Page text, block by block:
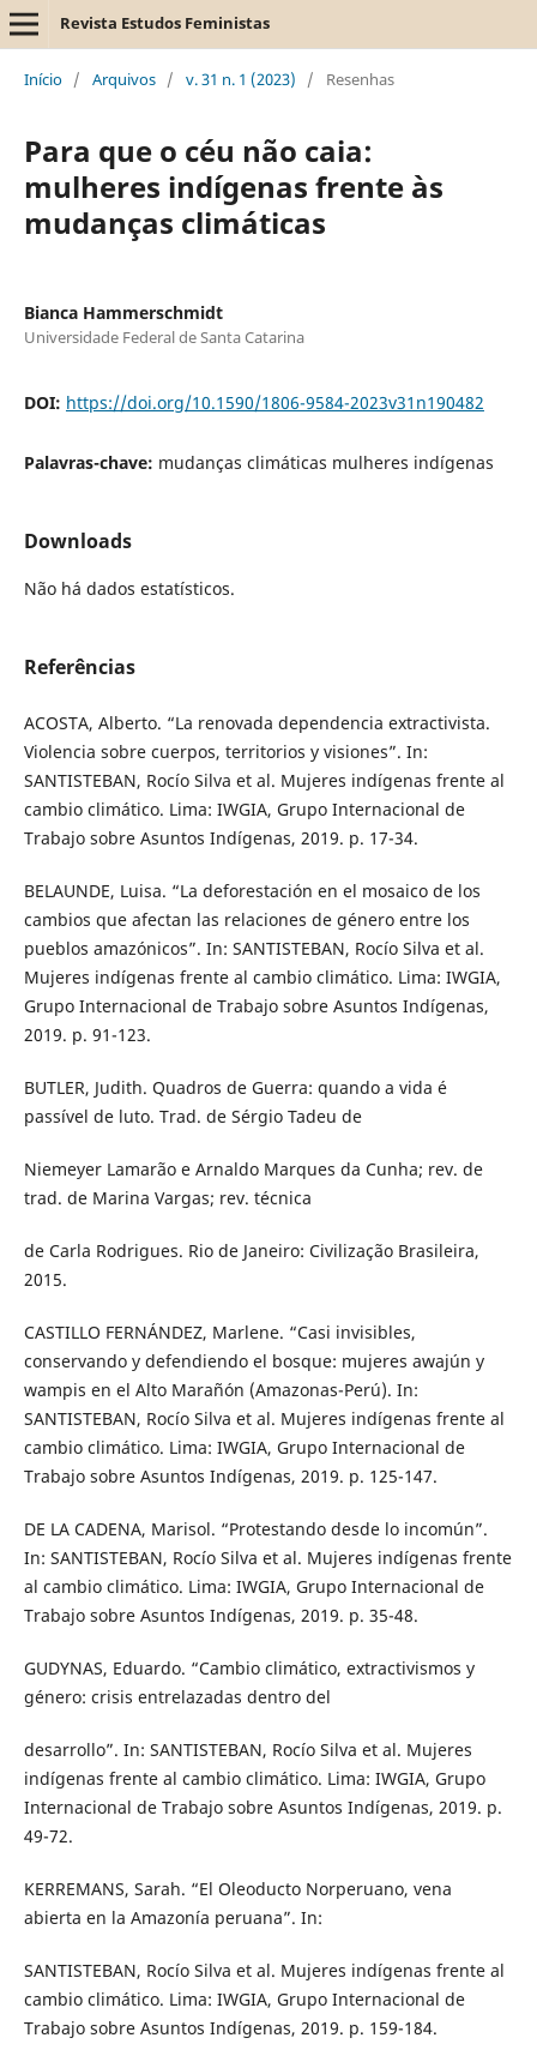
Revista Estudos Feministas
Início / Arquivos / v. 31 n. 1 (2023) / Resenhas
Para que o céu não caia:
mulheres indígenas frente às
mudanças climáticas
Bianca Hammerschmidt
Universidade Federal de Santa Catarina
DOI: https://doi.org/10.1590/1806-9584-2023v31n190482
Palavras-chave: mudanças climáticas mulheres indígenas
Downloads
Não há dados estatísticos.
Referências
ACOSTA, Alberto. “La renovada dependencia extractivista.
Violencia sobre cuerpos, territorios y visiones”. In:
SANTISTEBAN, Rocío Silva et al. Mujeres indígenas frente al
cambio climático. Lima: IWGIA, Grupo Internacional de
Trabajo sobre Asuntos Indígenas, 2019. p. 17-34.
BELAUNDE, Luisa. “La deforestación en el mosaico de los
cambios que afectan las relaciones de género entre los
pueblos amazónicos”. In: SANTISTEBAN, Rocío Silva et al.
Mujeres indígenas frente al cambio climático. Lima: IWGIA,
Grupo Internacional de Trabajo sobre Asuntos Indígenas,
2019. p. 91-123.
BUTLER, Judith. Quadros de Guerra: quando a vida é
passível de luto. Trad. de Sérgio Tadeu de
Niemeyer Lamarão e Arnaldo Marques da Cunha; rev. de
trad. de Marina Vargas; rev. técnica
de Carla Rodrigues. Rio de Janeiro: Civilização Brasileira,
2015.
CASTILLO FERNÁNDEZ, Marlene. “Casi invisibles,
conservando y defendiendo el bosque: mujeres awajún y
wampis en el Alto Marañón (Amazonas-Perú). In:
SANTISTEBAN, Rocío Silva et al. Mujeres indígenas frente al
cambio climático. Lima: IWGIA, Grupo Internacional de
Trabajo sobre Asuntos Indígenas, 2019. p. 125-147.
DE LA CADENA, Marisol. “Protestando desde lo incomún”.
In: SANTISTEBAN, Rocío Silva et al. Mujeres indígenas frente
al cambio climático. Lima: IWGIA, Grupo Internacional de
Trabajo sobre Asuntos Indígenas, 2019. p. 35-48.
GUDYNAS, Eduardo. “Cambio climático, extractivismos y
género: crisis entrelazadas dentro del
desarrollo”. In: SANTISTEBAN, Rocío Silva et al. Mujeres
indígenas frente al cambio climático. Lima: IWGIA, Grupo
Internacional de Trabajo sobre Asuntos Indígenas, 2019. p.
49-72.
KERREMANS, Sarah. “El Oleoducto Norperuano, vena
abierta en la Amazonía peruana”. In:
SANTISTEBAN, Rocío Silva et al. Mujeres indígenas frente al
cambio climático. Lima: IWGIA, Grupo Internacional de
Trabajo sobre Asuntos Indígenas, 2019. p. 159-184.